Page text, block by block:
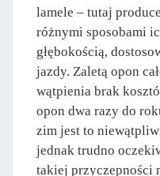
lamele – tutaj
różnymi sposobami
głębokością,
jazdy. Zaletą opon
wątpienia brak
opon dwa razy do
zim jest to
jednak trudno
takiej przyczepności